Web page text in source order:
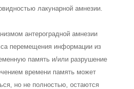
лакунарной амнезии.
антероградной амнезии
перемещения информации из
память и/или разрушение
времени память может
но не полностью, остаются